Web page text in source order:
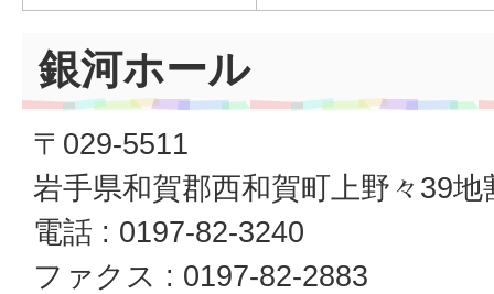
銀河ホール
〒029-5511
岩手県和賀郡西和賀町上野々39地
電話 : 0197-82-3240
ファクス : 0197-82-2883